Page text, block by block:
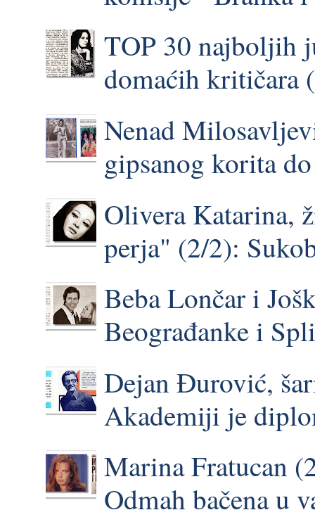
TOP 30 najboljih
domaćih kritičara
Nenad
gipsanog korita
Olivera Katarina,
perja" (2/2):
Beba Lončar i
Beograđanke i
Dejan Đurović,
Akademiji je
Marina Fratucan
Odmah bačena u